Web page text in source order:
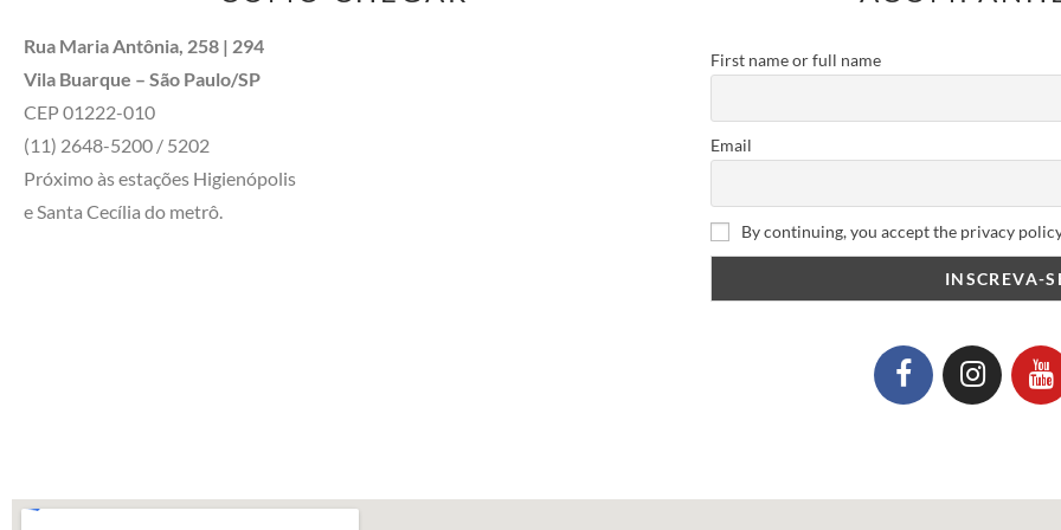
Rua Maria Antônia, 258 | 294
Vila Buarque – São Paulo/SP
CEP 01222-010
(11) 2648-5200 / 5202
Próximo às estações Higienópolis
e Santa Cecília do metrô.
First name or full name
Email
By continuing, you accept the privacy